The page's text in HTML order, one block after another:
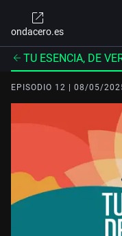
ondacero.es
TU ESENCIA, DE
EPISODIO 12 | 08/05/